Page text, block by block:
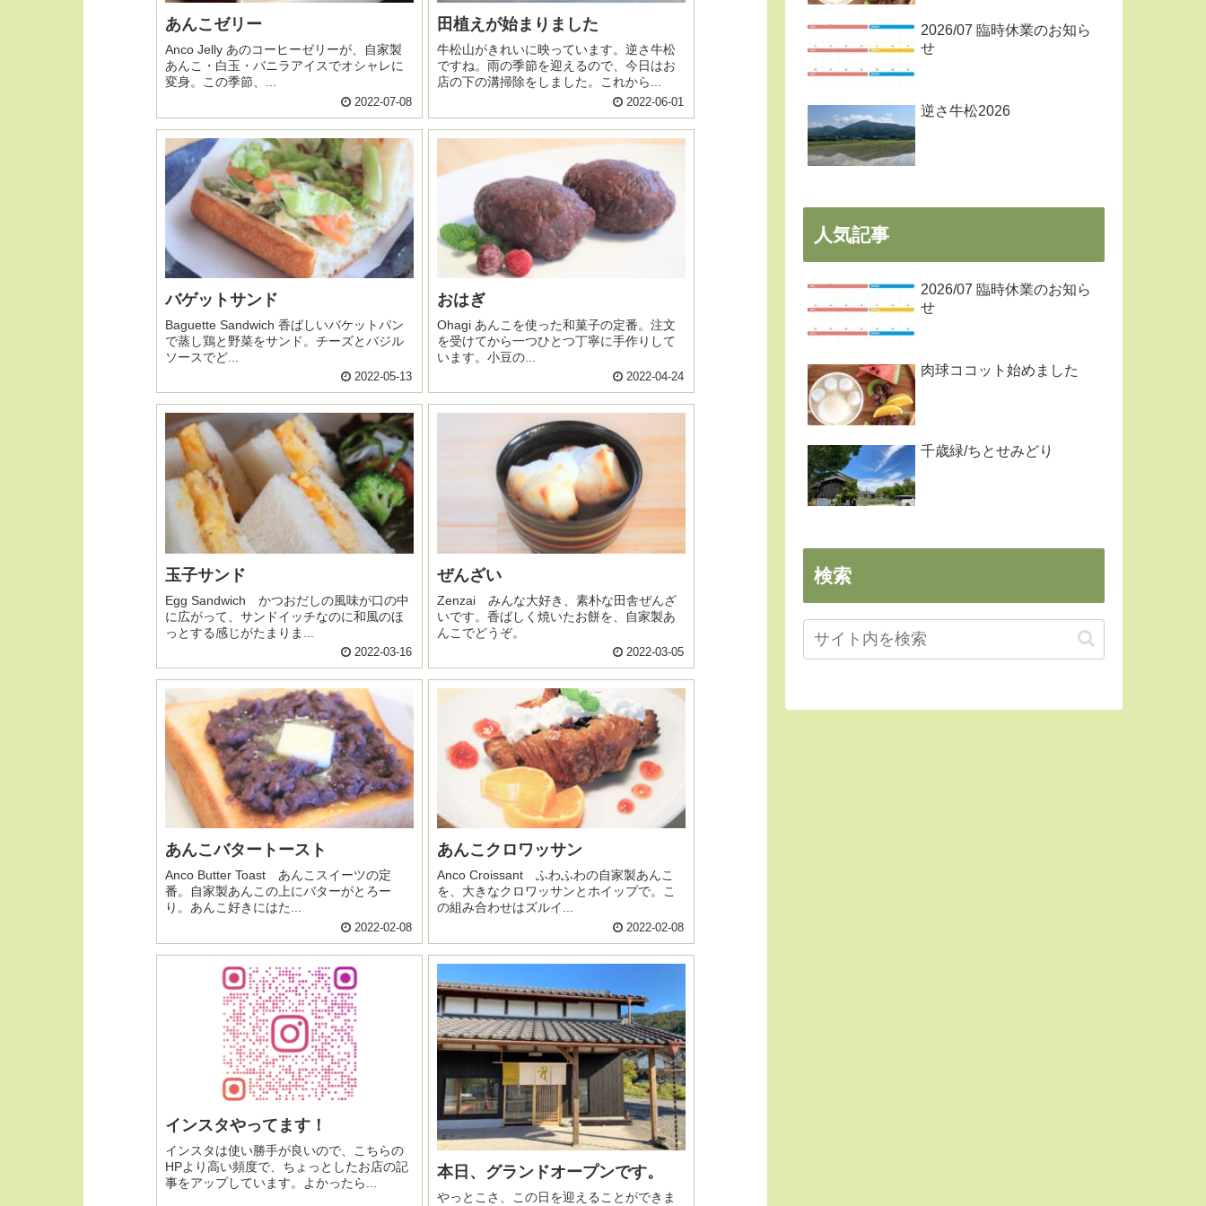
あんこゼリー
Anco Jelly あのコーヒーゼリーが、自家製
あんこ・白玉・バニラアイスでオシャレに
変身。この季節、...
2022-07-08
田植えが始まりました
牛松山がきれいに映っています。逆さ牛松
ですね。雨の季節を迎えるので、今日はお
店の下の溝掃除をしました。これから...
2022-06-01
バゲットサンド
Baguette Sandwich 香ばしいバケットパン
で蒸し鶏と野菜をサンド。チーズとバジル
ソースでど...
2022-05-13
おはぎ
Ohagi あんこを使った和菓子の定番。注文
を受けてから一つひとつ丁寧に手作りして
います。小豆の...
2022-04-24
玉子サンド
Egg Sandwich かつおだしの風味が口の中
に広がって、サンドイッチなのに和風のほ
っとする感じがたまりま...
2022-03-16
ぜんざい
Zenzai みんな大好き、素朴な田舎ぜんざ
いです。香ばしく焼いたお餅を、自家製あ
んこでどうぞ。
2022-03-05
あんこバタートースト
Anco Butter Toast あんこスイーツの定
番。自家製あんこの上にバターがとろー
り。あんこ好きにはた...
2022-02-08
あんこクロワッサン
Anco Croissant ふわふわの自家製あんこ
を、大きなクロワッサンとホイップで。こ
の組み合わせはズルイ...
2022-02-08
インスタやってます！
インスタは使い勝手が良いので、こちらの
HPより高い頻度で、ちょっとしたお店の記
事をアップしています。よかったら...
本日、グランドオープンです。
やっとこさ、この日を迎えることができま
2026/07 臨時休業のお知ら
せ
逆さ牛松2026
人気記事
2026/07 臨時休業のお知ら
せ
肉球ココット始めました
千歳緑/ちとせみどり
検索